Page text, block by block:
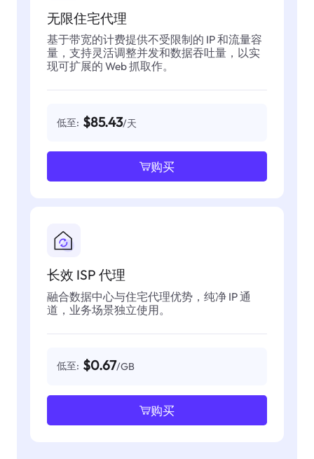
无限住宅代理
基于带宽的计费提供不受限制的 IP 和流量容
量，支持灵活调整并发和数据吞吐量，以实
现可扩展的 Web 抓取作。
低至: $85.43/天
购买
长效 ISP 代理
融合数据中心与住宅代理优势，纯净 IP 通
道，业务场景独立使用。
低至: $0.67/GB
购买